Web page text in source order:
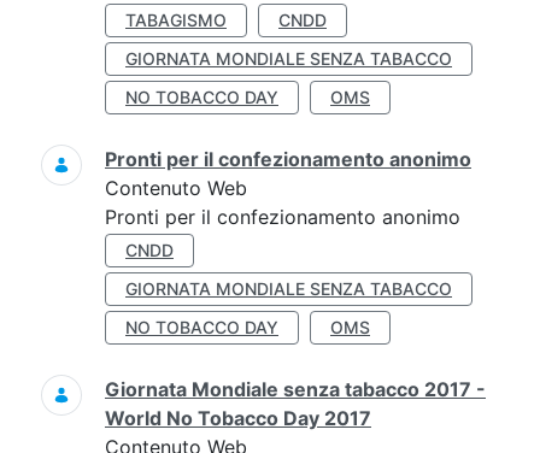
TABAGISMO
CNDD
GIORNATA MONDIALE SENZA TABACCO
NO TOBACCO DAY
OMS
Pronti per il confezionamento anonimo
Contenuto Web
Pronti per il confezionamento anonimo
CNDD
GIORNATA MONDIALE SENZA TABACCO
NO TOBACCO DAY
OMS
Giornata Mondiale senza tabacco 2017 -
World No Tobacco Day 2017
Contenuto Web